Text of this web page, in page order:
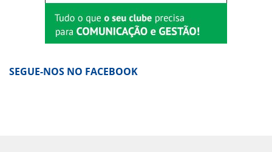
SEGUE-NOS NO FACEBOOK